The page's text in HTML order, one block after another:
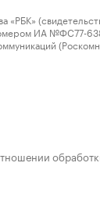
ИА №ФС77-